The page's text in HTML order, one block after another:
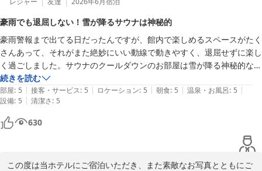
「また特別な日に利用したい」とのお言葉をいただき、大変光栄で
す。
お客様にいつでも快適で心に残るご滞在を提供できるよう、今後と
もサービスの向上に努めてまいります。
今回いただいた温かいお言葉を励みに、さらなるおもてなしの充実
を目指して今後の参考にさせていただきます。
お客様のまたのお越しを、スタッフ一同心よりお待ち申し上げてお
豪雨でも退屈しない！雪が降るサウナは神秘的
豪雨警報まで出てる日だったんですが、館内で楽しめるスペースがたく
さんあって、それがまた絶妙にいい動線で動きやすく、退屈せずに楽し
く過ごしました。サウナのクールダウンのお部屋は雪が降る神秘的なス
ペース、スタッフさん達のホスピタリティも最高です。
続きを読む
部屋: 5 | 接客・サービス: 5 | ロケーション: 5 | 朝食: 5 | 温泉・お風呂: 5 |
設備: 5 | 清潔さ: 5
630
この度は当ホテルにご宿泊いただき、また素敵なお写真とともにご